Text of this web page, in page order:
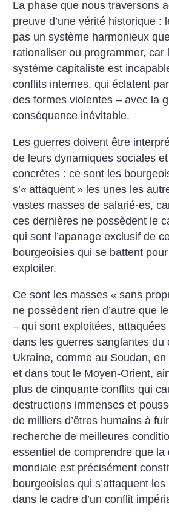
La phase que nous traversons
preuve d’une vérité historique :
pas un système harmonieux
rationaliser ou programmer, car
système capitaliste est
conflits internes, qui éclatent
des formes violentes – avec la
conséquence inévitable.
Les guerres doivent être
de leurs dynamiques sociales
concrètes : ce sont les
s’« attaquent » les unes les
vastes masses de salarié·es,
ces dernières ne possèdent le
qui sont l’apanage exclusif de
bourgeoisies qui se battent
exploiter.
Ce sont les masses « sans
ne possèdent rien d’autre que
– qui sont exploitées,
dans les guerres sanglantes du
Ukraine, comme au Soudan,
et dans tout le Moyen-Orient,
plus de cinquante conflits qui
destructions immenses et
de milliers d’êtres humains à
recherche de meilleures
essentiel de comprendre que la
mondiale est précisément
bourgeoisies qui s’attaquent
dans le cadre d’un conflit